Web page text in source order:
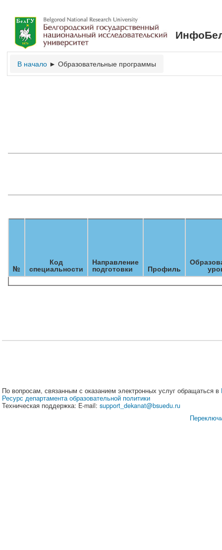
В начало ► Образовательные программы
№
Код
специальности
Направление
подготовки Профиль
По вопросам, связанным с оказанием электронных услуг обращаться в
Ресурс департамента образовательной политики
Техническая поддержка: E-mail: support_dekanat@bsuedu.ru